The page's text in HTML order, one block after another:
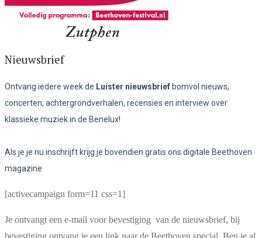
Nieuwsbrief
Ontvang iedere week de Luister nieuwsbrief bomvol nieuws,
concerten, achtergrondverhalen, recensies en interview over
klassieke muziek in de Benelux!
Als je je nu inschrijft krijg je bovendien gratis ons digitale Beethoven
magazine
[activecampaign form=11 css=1]
Je ontvangt een e-mail voor bevestiging van de nieuwsbrief, bij